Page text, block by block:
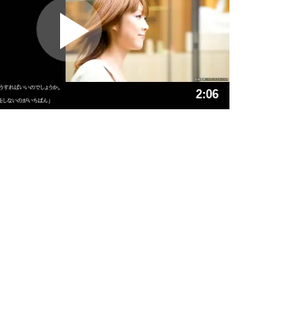
ポジティブになれない原因は、行動
しないから。
ポジティブ思考になる30の方法
ストレス対策
2:06